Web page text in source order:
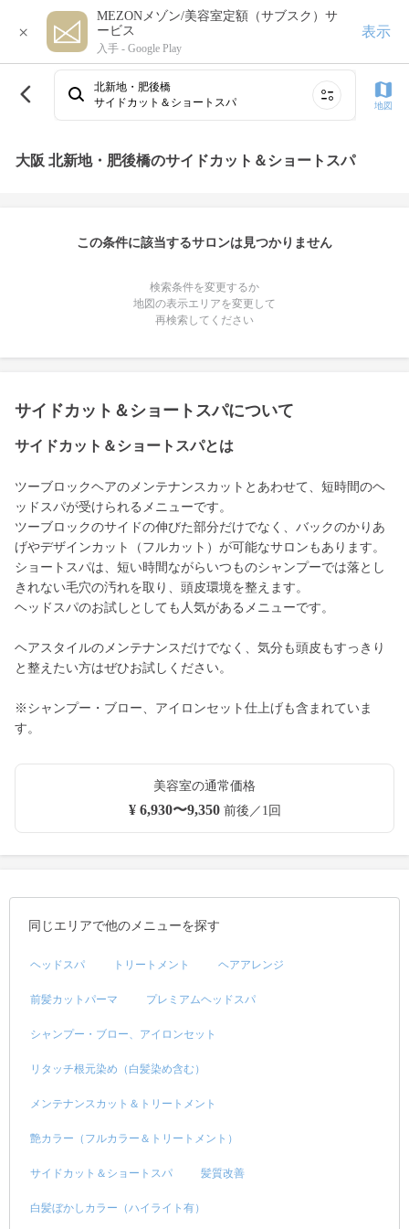
×
MEZONメゾン/美容室定額（サブスク）サ
ービス
入手 - Google Play
表示
北新地・肥後橋
サイドカット＆ショートスパ
地図
大阪 北新地・肥後橋のサイドカット＆ショートスパ
この条件に該当するサロンは見つかりません
検索条件を変更するか
地図の表示エリアを変更して
再検索してください
サイドカット＆ショートスパについて
サイドカット＆ショートスパとは
ツーブロックヘアのメンテナンスカットとあわせて、短時間のヘ
ッドスパが受けられるメニューです。
ツーブロックのサイドの伸びた部分だけでなく、バックのかりあ
げやデザインカット（フルカット）が可能なサロンもあります。
ショートスパは、短い時間ながらいつものシャンプーでは落とし
きれない毛穴の汚れを取り、頭皮環境を整えます。
ヘッドスパのお試しとしても人気があるメニューです。
ヘアスタイルのメンテナンスだけでなく、気分も頭皮もすっきり
と整えたい方はぜひお試しください。
※シャンプー・ブロー、アイロンセット仕上げも含まれていま
す。
美容室の通常価格
¥ 6,930〜9,350前後／1回
同じエリアで他のメニューを探す
ヘッドスパ トリートメント ヘアアレンジ
前髪カットパーマ プレミアムヘッドスパ
シャンプー・ブロー、アイロンセット
リタッチ根元染め（白髪染め含む）
メンテナンスカット＆トリートメント
艶カラー（フルカラー＆トリートメント）
サイドカット＆ショートスパ 髪質改善
白髪ぼかしカラー（ハイライト有）